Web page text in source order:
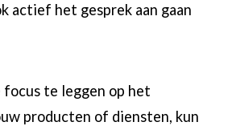
actief het gesprek aan gaan
focus te leggen op het
producten of diensten, kun